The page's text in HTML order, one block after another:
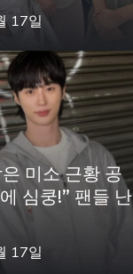
17일
미소 근황 공
심쿵!” 팬들 난
17일